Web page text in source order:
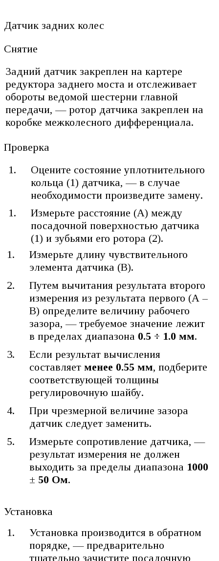
Датчик задних колес
Снятие
Задний датчик закреплен на картере
редуктора заднего моста и отслеживает
обороты ведомой шестерни главной
передачи, — ротор датчика закреплен на
коробке межколесного дифференциала.
Проверка
Оцените состояние уплотнительного
кольца (1) датчика, — в случае
необходимости произведите замену.
Измерьте расстояние (А) между
посадочной поверхностью датчика
(1) и зубьями его ротора (2).
Измерьте длину чувствительного
элемента датчика (В).
Путем вычитания результата второго
измерения из результата первого (А –
В) определите величину рабочего
зазора, — требуемое значение лежит
в пределах диапазона 0.5 ÷ 1.0 мм.
Если результат вычисления
составляетменее 0.55 мм, подберите
соответствующей толщины
регулировочную шайбу.
При чрезмерной величине зазора
датчик следует заменить.
Измерьте сопротивление датчика, —
результат измерения не должен
выходить за пределы диапазона 1000
± 50 Ом.
Установка
Установка производится в обратном
порядке, — предварительно
тщательно зачистите посадочную